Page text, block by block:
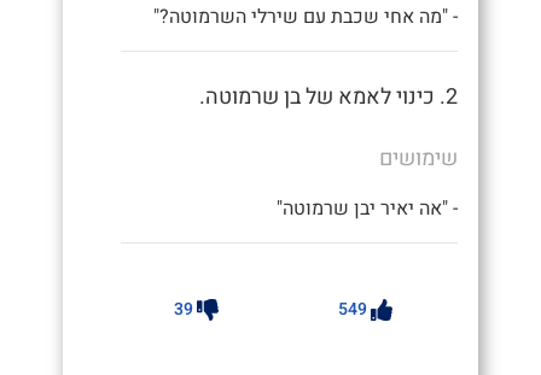
- "מה אחי שכבת עם שירלי השרמוטה?"
2. כינוי לאמא של בן שרמוטה.
שימושים
- "אה יאיר יבן שרמוטה"
549
39